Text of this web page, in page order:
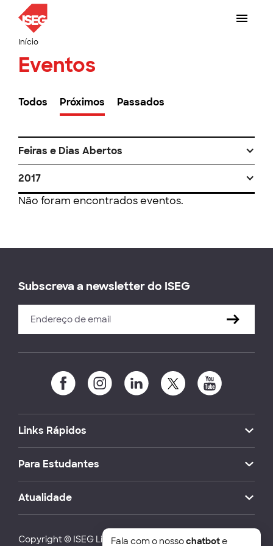
Início
Eventos
Todos Próximos Passados
Feiras e Dias Abertos
2017
Não foram encontrados eventos.
Subscreva a newsletter do ISEG
Links Rápidos
Para Estudantes
Atualidade
Copyright © ISEG Lisbon School of Economics and
Fala com o nossochatbote